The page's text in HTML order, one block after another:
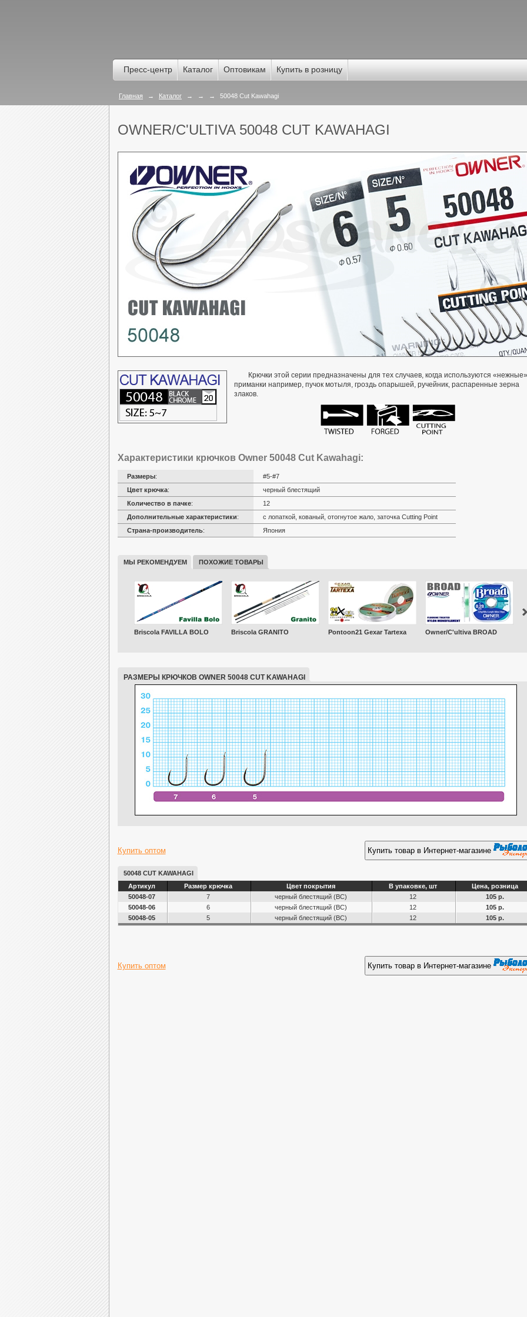
Пресс-центр Каталог Оптовикам Купить в розницу
Главная → Каталог → → → 50048 Cut Kawahagi
OWNER/C'ULTIVA 50048 CUT KAWAHAGI
Крючки этой серии предназначены для тех случаев, когда используются «нежные»
приманки например, пучок мотыля, гроздь опарышей, ручейник, распаренные зерна
злаков.
Характеристики крючков Owner 50048 Cut Kawahagi:
Размеры:
#5-#7
Цвет крючка:
черный блестящий
Количество в пачке:
12
Дополнительные характеристики:
с лопаткой, кованый, отогнутое жало, заточка Cutting Point
Страна-производитель: Япония
МЫ РЕКОМЕНДУЕМ ПОХОЖИЕ ТОВАРЫ
Briscola FAVILLA BOLO Briscola GRANITO Pontoon21 Gexar Tartexa Owner/C'ultiva BROAD
РАЗМЕРЫ КРЮЧКОВ OWNER 50048 CUT KAWAHAGI
Купить оптом Купить товар в Интернет-магазине
50048 CUT KAWAHAGI
Артикул
Размер крючка Цвет покрытия В упаковке, шт
Цена, розница
50048-07
7 черный блестящий (ВС) 12
105 р.
50048-06
6 черный блестящий (ВС) 12
105 р.
50048-05
5 черный блестящий (ВС) 12 105 р.
Купить оптом Купить товар в Интернет-магазине